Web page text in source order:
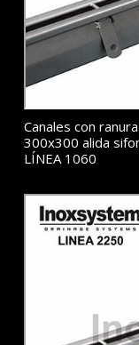
Canales con
300x300 alida
LÍNEA 1060